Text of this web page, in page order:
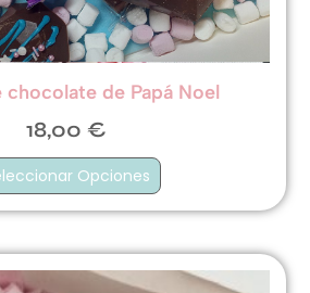
chocolate de Papá Noel
18,00 €
Opciones